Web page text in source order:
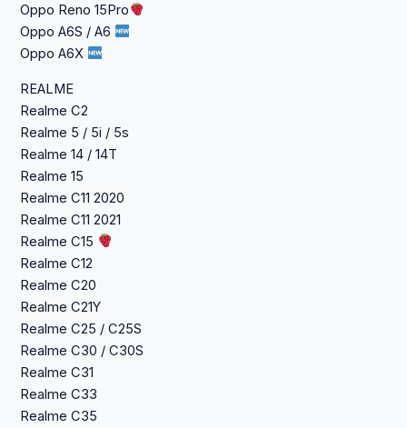
Oppo Reno 15Pro
Oppo A6S / A6
Oppo A6X
REALME
Realme C2
Realme 5 / 5i / 5s
Realme 14 / 14T
Realme 15
Realme C11 2020
Realme C11 2021
Realme C15
Realme C12
Realme C20
Realme C21Y
Realme C25 / C25S
Realme C30 / C30S
Realme C31
Realme C33
Realme C35